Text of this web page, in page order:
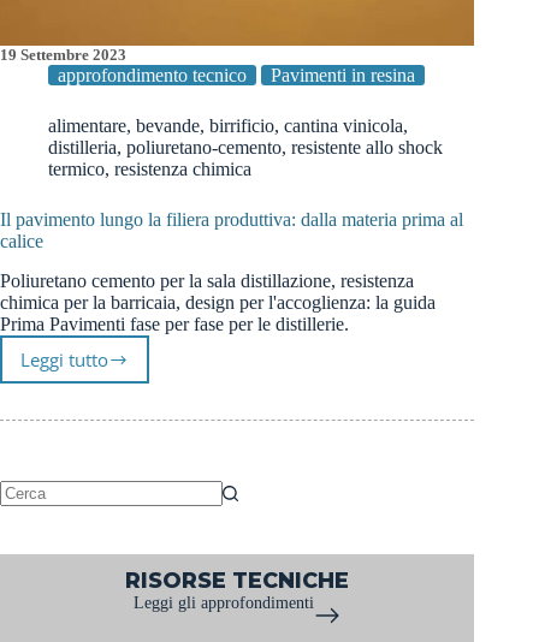
19 Settembre 2023
approfondimento tecnico Pavimenti in resina
alimentare, bevande, birrificio, cantina vinicola,
distilleria, poliuretano-cemento, resistente allo shock
termico, resistenza chimica
Il pavimento lungo la filiera produttiva: dalla materia prima al
calice
Poliuretano cemento per la sala distillazione, resistenza
chimica per la barricaia, design per l'accoglienza: la guida
Prima Pavimenti fase per fase per le distillerie.
Leggi tutto
Il
lungo
produttiva:
dalla
prima
RISORSE TECNICHE
Leggi gli approfondimenti